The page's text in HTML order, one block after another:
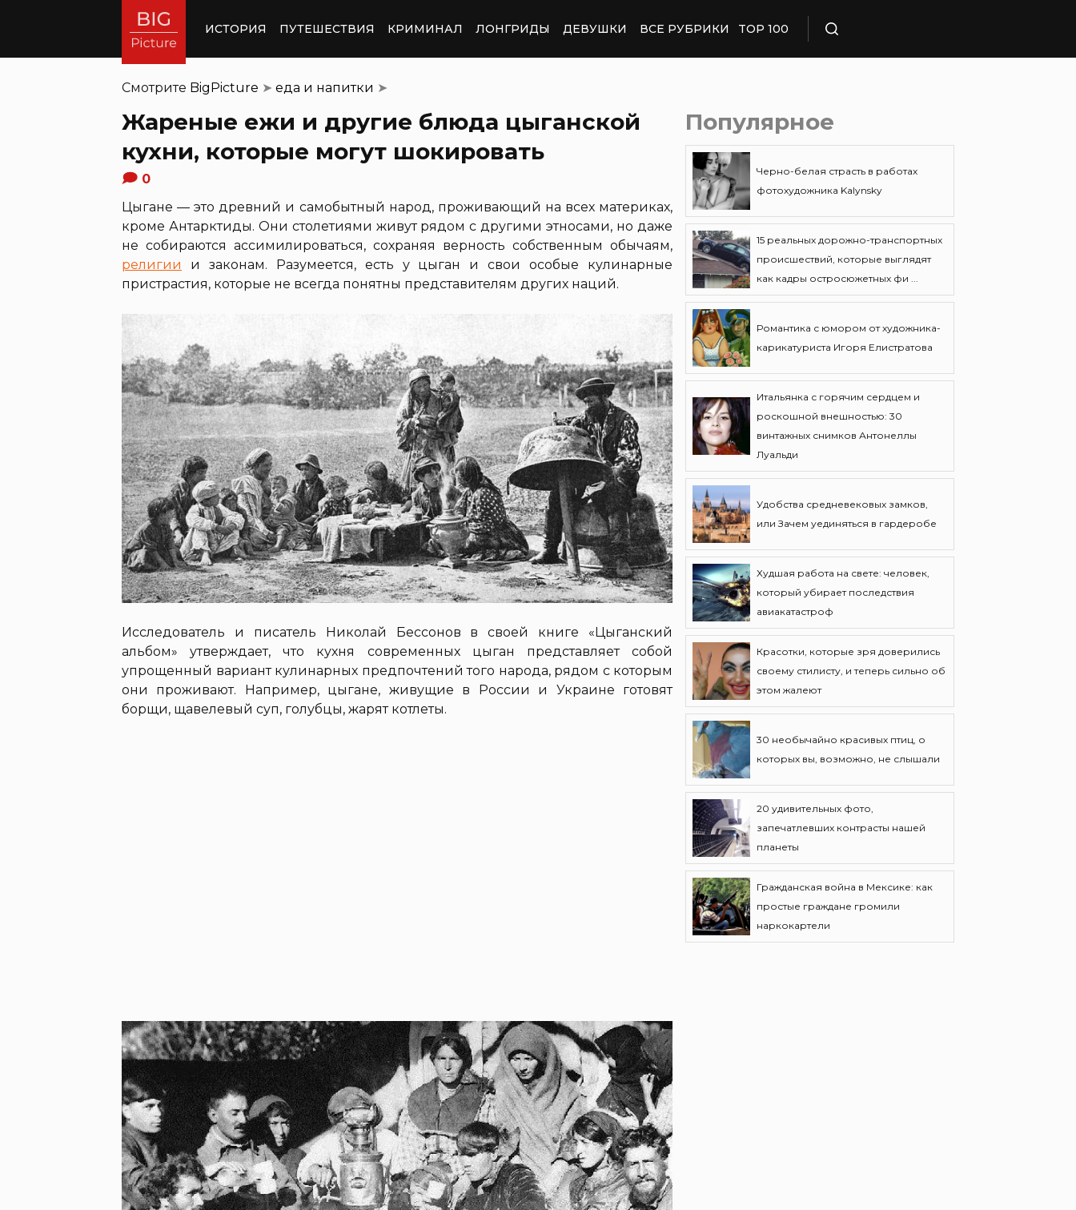
ИСТОРИЯ ПУТЕШЕСТВИЯ КРИМИНАЛ ЛОНГРИДЫ ДЕВУШКИ ВСЕ РУБРИКИ TOP 100
Смотрите BigPicture ➤ еда и напитки ➤
Жареные ежи и другие блюда цыганской
кухни, которые могут шокировать
0
Цыгане — это древний и самобытный народ, проживающий на всех материках,
кроме Антарктиды. Они столетиями живут рядом с другими этносами, но даже
не собираются ассимилироваться, сохраняя верность собственным обычаям,
религии
и законам. Разумеется, есть у цыган и свои особые кулинарные
пристрастия, которые не всегда понятны представителям других наций.
Исследователь и писатель Николай Бессонов в своей книге «Цыганский
альбом» утверждает, что кухня современных цыган представляет собой
упрощенный вариант кулинарных предпочтений того народа, рядом с которым
они проживают. Например, цыгане, живущие в России и Украине готовят
борщи, щавелевый суп, голубцы, жарят котлеты.
Популярное
Черно-белая страсть в работах
фотохудожника Kalynsky
15 реальных дорожно-транспортных
происшествий, которые выглядят
как кадры остросюжетных фи ...
Романтика с юмором от художника-
карикатуриста Игоря Елистратова
Итальянка с горячим сердцем и
роскошной внешностью: 30
винтажных снимков Антонеллы
Луальди
Удобства средневековых замков,
или Зачем уединяться в гардеробе
Худшая работа на свете: человек,
который убирает последствия
авиакатастроф
Красотки, которые зря доверились
своему стилисту, и теперь сильно об
этом жалеют
30 необычайно красивых птиц, о
которых вы, возможно, не слышали
20 удивительных фото,
запечатлевших контрасты нашей
планеты
Гражданская война в Мексике: как
простые граждане громили
наркокартели